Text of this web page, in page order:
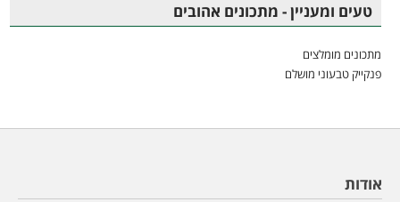
טעים ומעניין - מתכונים אהובים
מתכונים מומלצים
פנקייק טבעוני מושלם
אודות